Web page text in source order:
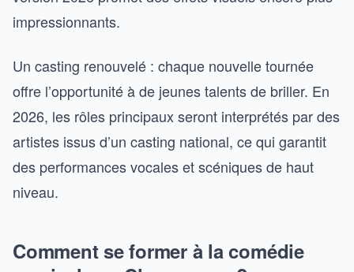
impressionnants.
Un casting renouvelé : chaque nouvelle tournée
offre l’opportunité à de jeunes talents de briller. En
2026, les rôles principaux seront interprétés par des
artistes issus d’un casting national, ce qui garantit
des performances vocales et scéniques de haut
niveau.
Comment se former à la comédie